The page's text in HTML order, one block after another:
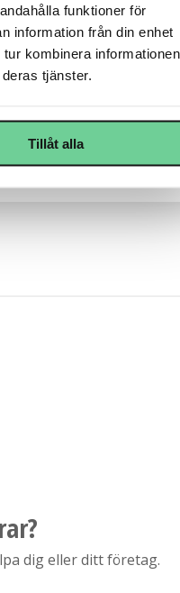
funktioner för
information från din enhet
kombinera informationen
tjänster.
Tillåt alla
dig eller ditt företag.